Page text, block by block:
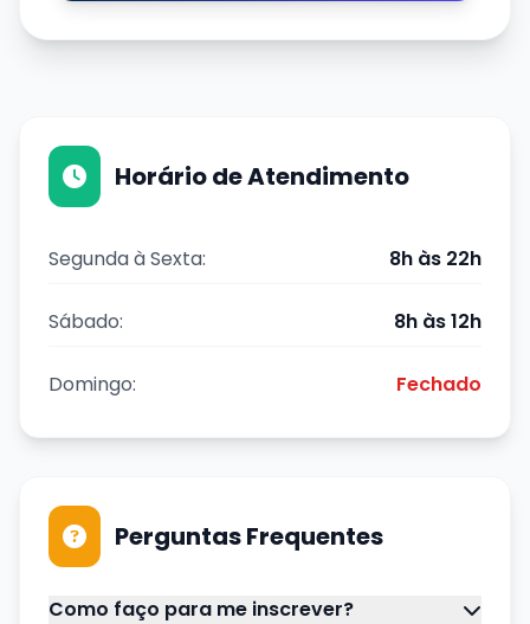
Horário de Atendimento
Segunda à Sexta: 8h às 22h
Sábado: 8h às 12h
Domingo: Fechado
Perguntas Frequentes
Como faço para me inscrever?